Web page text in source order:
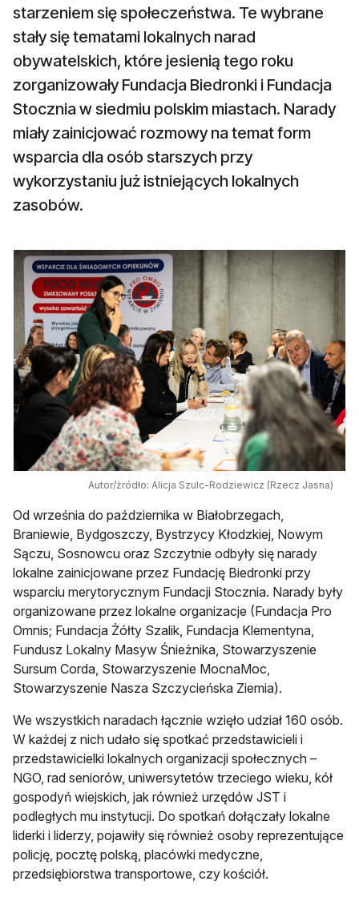
starzeniem się społeczeństwa. Te wybrane
stały się tematami lokalnych narad
obywatelskich, które jesienią tego roku
zorganizowały Fundacja Biedronki i Fundacja
Stocznia w siedmiu polskim miastach. Narady
miały zainicjować rozmowy na temat form
wsparcia dla osób starszych przy
wykorzystaniu już istniejących lokalnych
zasobów.
Autor/źródło: Alicja Szulc-Rodziewicz (Rzecz Jasna)
Od września do października w Białobrzegach,
Braniewie, Bydgoszczy, Bystrzycy Kłodzkiej, Nowym
Sączu, Sosnowcu oraz Szczytnie odbyły się narady
lokalne zainicjowane przez Fundację Biedronki przy
wsparciu merytorycznym Fundacji Stocznia. Narady były
organizowane przez lokalne organizacje (Fundacja Pro
Omnis; Fundacja Żółty Szalik, Fundacja Klementyna,
Fundusz Lokalny Masyw Śnieżnika, Stowarzyszenie
Sursum Corda, Stowarzyszenie MocnaMoc,
Stowarzyszenie Nasza Szczycieńska Ziemia).
We wszystkich naradach łącznie wzięło udział 160 osób.
W każdej z nich udało się spotkać przedstawicieli i
przedstawicielki lokalnych organizacji społecznych –
NGO, rad seniorów, uniwersytetów trzeciego wieku, kół
gospodyń wiejskich, jak również urzędów JST i
podległych mu instytucji. Do spotkań dołączały lokalne
liderki i liderzy, pojawiły się również osoby reprezentujące
policję, pocztę polską, placówki medyczne,
przedsiębiorstwa transportowe, czy kościół.